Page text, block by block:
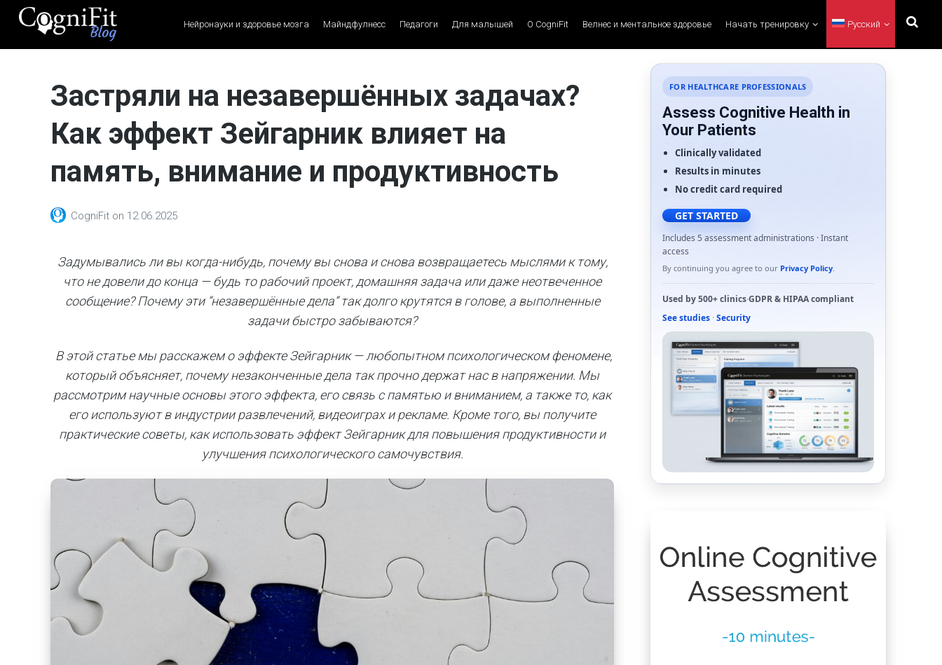
CogniFit
Health
News
Brain Training, Mental
Нейронауки и здоровье мозга Майндфулнесс Педагоги Для малышей О CogniFit Велнес и ментальное здоровье Начать тренировку Русский
Застряли на незавершённых задачах?
Как эффект Зейгарник влияет на
память, внимание и продуктивность
CogniFit on 12.06.2025
Задумывались ли вы когда-нибудь, почему вы снова и снова возвращаетесь мыслями к тому,
что не довели до конца — будь то рабочий проект, домашняя задача или даже неотвеченное
сообщение? Почему эти “незавершённые дела” так долго крутятся в голове, а выполненные
задачи быстро забываются?
В этой статье мы расскажем о эффекте Зейгарник — любопытном психологическом феномене,
который объясняет, почему незаконченные дела так прочно держат нас в напряжении. Мы
рассмотрим научные основы этого эффекта, его связь с памятью и вниманием, а также то, как
его используют в индустрии развлечений, видеоиграх и рекламе. Кроме того, вы получите
практические советы, как использовать эффект Зейгарник для повышения продуктивности и
улучшения психологического самочувствия.
FOR HEALTHCARE PROFESSIONALS
Assess Cognitive Health in
Your Patients
Clinically validated
Results in minutes
No credit card required
GET STARTED
Includes 5 assessment administrations · Instant
access
By continuing you agree to our Privacy Policy.
Used by500+ clinics·GDPR& HIPAAcompliant
See studies · Security